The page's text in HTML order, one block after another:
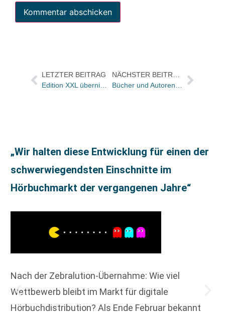
LETZTER BEITRAG
Edition XXL übernimmt tosa von Ueberreuter
„Wir halten diese Entwicklung für einen der
schwerwiegendsten Einschnitte im
Hörbuchmarkt der vergangenen Jahre“
Nach der Zebralution-Übernahme: Wie viel
Wettbewerb bleibt im Markt für digitale
Hörbuchdistribution? Als Ende Februar bekannt